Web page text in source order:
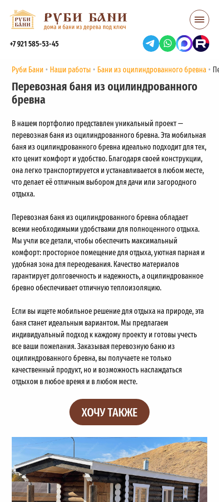
+7 921 585-53-45
Руби Бани Наши работы Бани из оцилиндрованного бревна
Перевозная баня из оцилиндрованного
бревна
В нашем портфолио представлен уникальный проект —
перевозная баня из оцилиндрованного бревна. Эта мобильная
баня из оцилиндрованного бревна идеально подходит для тех,
кто ценит комфорт и удобство. Благодаря своей конструкции,
она легко транспортируется и устанавливается в любом месте,
что делает её отличным выбором для дачи или загородного
отдыха.
Перевозная баня из оцилиндрованного бревна обладает
всеми необходимыми удобствами для полноценного отдыха.
Мы учли все детали, чтобы обеспечить максимальный
комфорт: просторное помещение для отдыха, уютная парная и
удобная зона для переодевания. Качество материалов
гарантирует долговечность и надежность, а оцилиндрованное
бревно обеспечивает отличную теплоизоляцию.
Если вы ищете мобильное решение для отдыха на природе, эта
баня станет идеальным вариантом. Мы предлагаем
индивидуальный подход к каждому проекту и готовы учесть
все ваши пожелания. Заказывая перевозную баню из
оцилиндрованного бревна, вы получаете не только
качественный продукт, но и возможность наслаждаться
отдыхом в любое время и в любом месте.
ХОЧУ ТАКЖЕ